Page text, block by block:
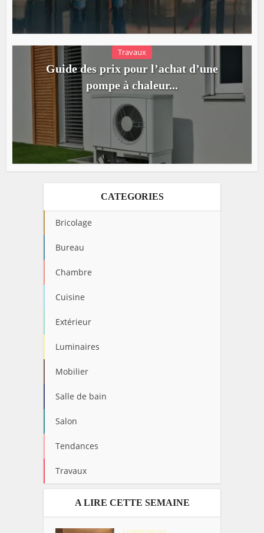
Travaux
Guide des prix pour l’achat d’une
pompe à chaleur...
CATEGORIES
Bricolage
Bureau
Chambre
Cuisine
Extérieur
Luminaires
Mobilier
Salle de bain
Salon
Tendances
Travaux
A LIRE CETTE SEMAINE